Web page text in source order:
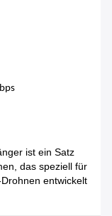
ist ein Satz
das speziell für
entwickelt